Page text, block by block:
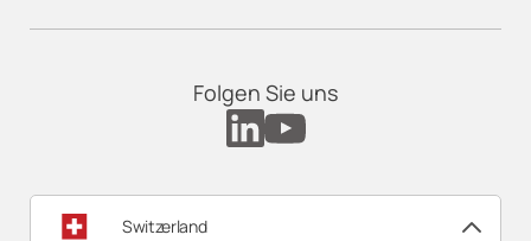
Folgen Sie uns
Switzerland